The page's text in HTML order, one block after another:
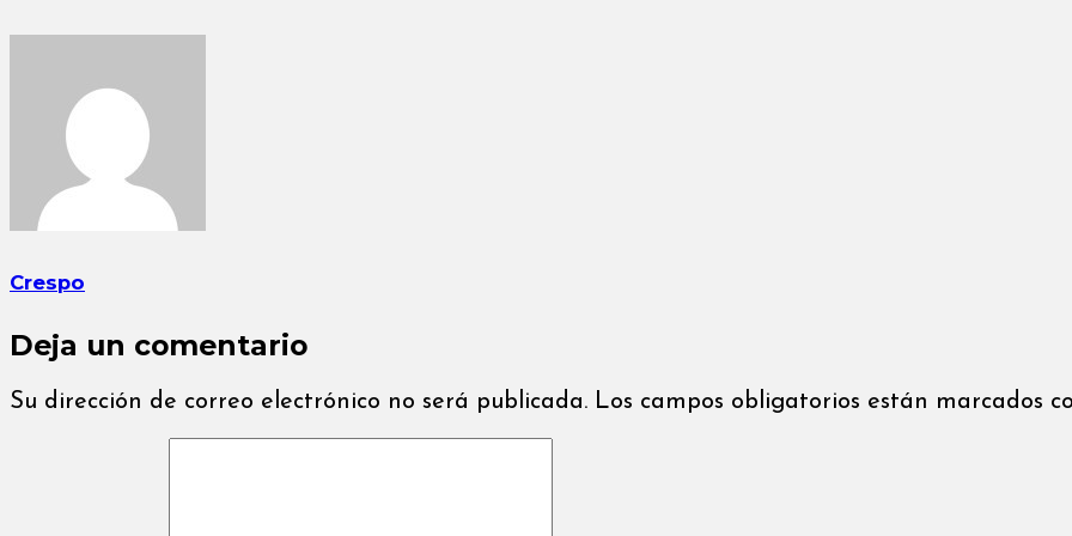
Crespo
Deja un comentario
Su dirección de correo electrónico no será publicada. Los campos obligatorios están marcados